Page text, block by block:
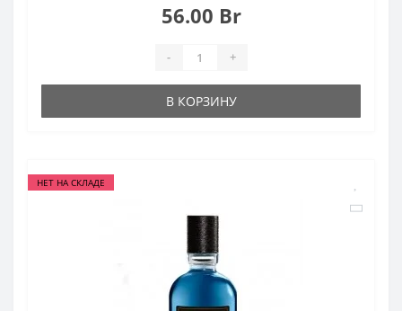
56.00 Br
- +
В КОРЗИНУ
НЕТ НА СКЛАДЕ